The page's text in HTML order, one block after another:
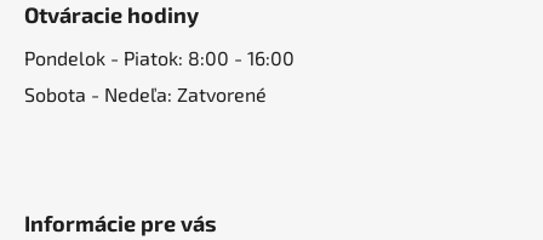
Otváracie hodiny
Pondelok - Piatok: 8:00 - 16:00
Sobota - Nedeľa: Zatvorené
Informácie pre vás